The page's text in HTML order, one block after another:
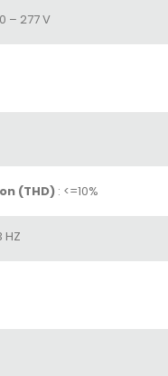
– 277 V
(THD) : <=10%